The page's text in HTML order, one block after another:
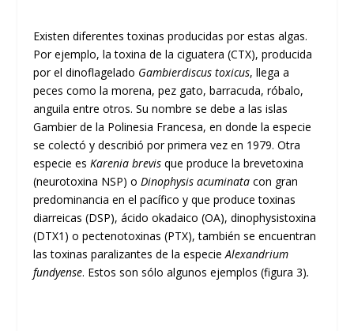
Existen diferentes toxinas producidas por estas algas.
Por ejemplo, la toxina de la ciguatera (CTX), producida
por el dinoflagelado Gambierdiscus toxicus, llega a
peces como la morena, pez gato, barracuda, róbalo,
anguila entre otros. Su nombre se debe a las islas
Gambier de la Polinesia Francesa, en donde la especie
se colectó y describió por primera vez en 1979. Otra
especie esKarenia brevis que produce la brevetoxina
(neurotoxina NSP) oDinophysis acuminata con gran
predominancia en el pacífico y que produce toxinas
diarreicas (DSP), ácido okadaico (OA), dinophysistoxina
(DTX1) o pectenotoxinas (PTX), también se encuentran
las toxinas paralizantes de la especieAlexandrium
fundyense. Estos son sólo algunos ejemplos (figura 3).